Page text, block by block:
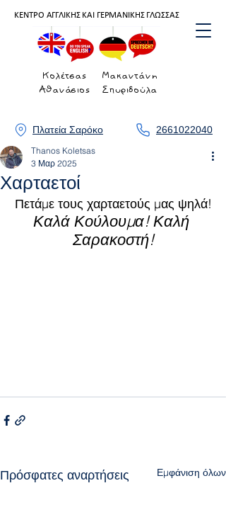
ΚΕΝΤΡΟ ΑΓΓΛΙΚΗΣ ΚΑΙ ΓΕΡΜΑΝΙΚΗΣ ΓΛΩΣΣΑΣ
Κολέτσας
Αθανάσιος
Μακαντάνη
Σπυριδούλα
Πλατεία Σαρόκο 2661022040
Χαρταετοί
Thanos Koletsas
3 Μαρ 2025
Πετάμε τους χαρταετούς μας ψηλά!
Καλά Κούλουμα! Καλή
Σαρακοστή!
Πρόσφατες αναρτήσεις Εμφάνιση όλων